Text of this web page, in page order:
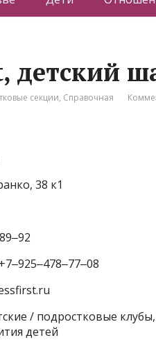
детский
секции, Справочная
38 к1
/ подростковые
детей